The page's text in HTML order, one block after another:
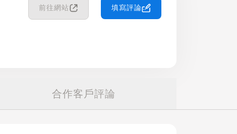
前往網站 填寫評論
合作客戶評論